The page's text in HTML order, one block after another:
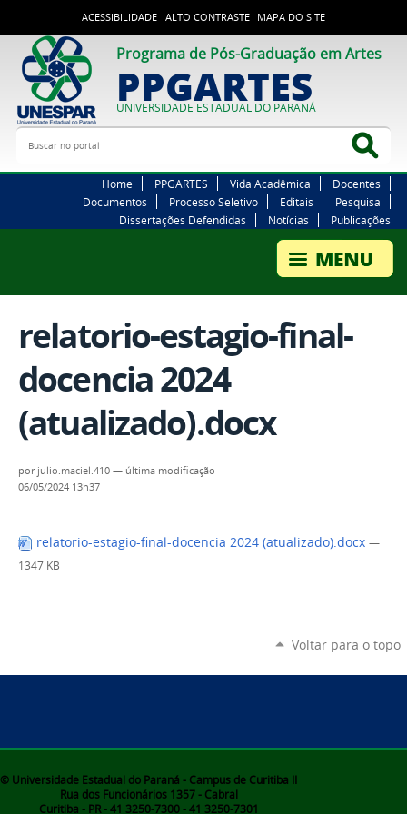
ACESSIBILIDADE ALTO CONTRASTE MAPA DO SITE
Programa de Pós-Graduação em Artes
PPGARTES
UNIVERSIDADE ESTADUAL DO PARANÁ
Buscar no portal
Home PPGARTES Vida Acadêmica
Docentes
Documentos
Processo Seletivo Editais
Pesquisa
Dissertações Defendidas
Notícias Publicações
relatorio-estagio-final-
docencia 2024
(atualizado).docx
por julio.maciel.410 — última modificação
06/05/2024 13h37
relatorio-estagio-final-docencia 2024 (atualizado).docx —
1347 KB
Voltar para o topo
© Universidade Estadual do Paraná - Campus de Curitiba II
Rua dos Funcionários 1357 - Cabral
Curitiba - PR - 41 3250-7300 - 41 3250-7301